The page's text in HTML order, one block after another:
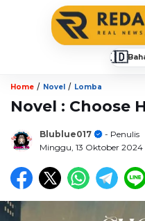
🇮🇩
Home / Novel / Lomba
Novel : Choose
Blublue017
- Penulis
Minggu, 13 Oktober 2024